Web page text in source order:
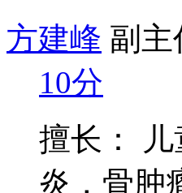
方建峰 副主
10分
擅长：
炎，骨肿